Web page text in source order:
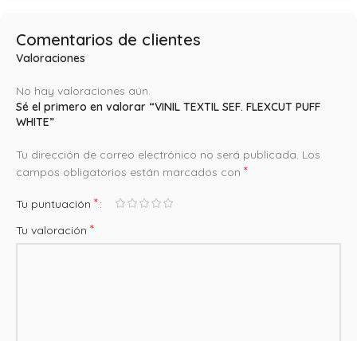
Comentarios de clientes
Valoraciones
No hay valoraciones aún.
Sé el primero en valorar “VINIL TEXTIL SEF. FLEXCUT PUFF
WHITE”
Tu dirección de correo electrónico no será publicada. Los
campos obligatorios están marcados con *
Tu puntuación *
Tu valoración *